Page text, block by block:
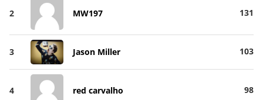
2 MW197 131
3 Jason Miller 103
4 red carvalho 98